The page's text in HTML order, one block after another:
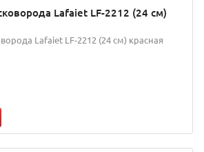
Lafaiet LF-2212 (24 см)
Lafaiet LF-2212 (24 см) красная